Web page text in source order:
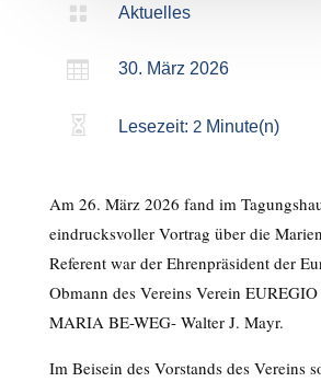
 Aktuelles
 30. März 2026
 Lesezeit: 2 Minute(n)
Am 26. März 2026 fand im
eindrucksvoller Vortrag über die
Referent war der Ehrenpräsident der
Obmann des Vereins Verein
MARIA BE-WEG- Walter J. Mayr.
Im Beisein des Vorstands des Vereins